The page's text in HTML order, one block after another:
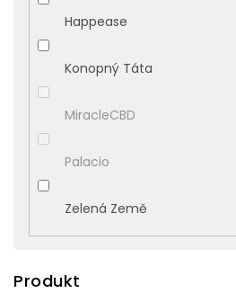
Happease
Konopný Táta
MiracleCBD
Palacio
Zelená Země
Produkt